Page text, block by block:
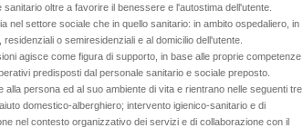
oltre a favorire il benessere e l'autostima dell'utente.
nel settore sociale che in quello sanitario: in ambito ospedaliero, in
o semiresidenziali e al domicilio dell'utente.
agisce come figura di supporto, in base alle proprie competenze
predisposti dal personale sanitario e sociale preposto.
persona ed al suo ambiente di vita e rientrano nelle seguenti tre
domestico-alberghiero; intervento igienico-sanitario e di
nel contesto organizzativo dei servizi e di collaborazione con il